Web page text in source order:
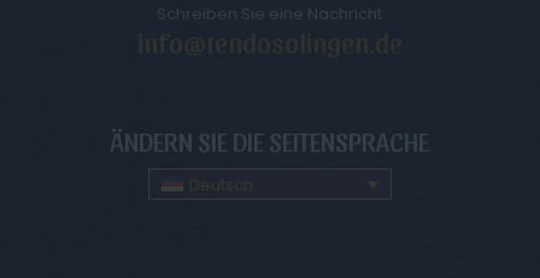
Schreiben Sie eine Nachricht
ÄNDERN SIE DIE SEITENSPRACHE